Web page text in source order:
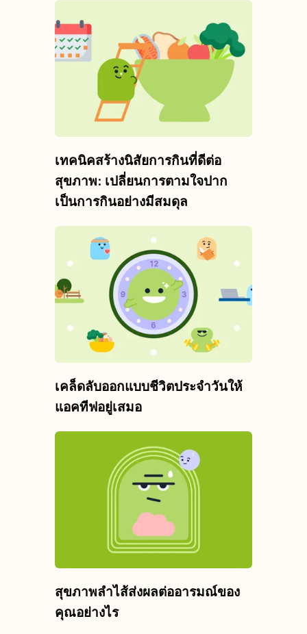
เทคนิคสร้างนิสัยการกินที่ดีต่อ
สุขภาพ: เปลี่ยนการตามใจปาก
เป็นการกินอย่างมีสมดุล
เคล็ดลับออกแบบชีวิตประจำวันให้
แอคทีฟอยู่เสมอ
สุขภาพลำไส้ส่งผลต่ออารมณ์ของ
คุณอย่างไร